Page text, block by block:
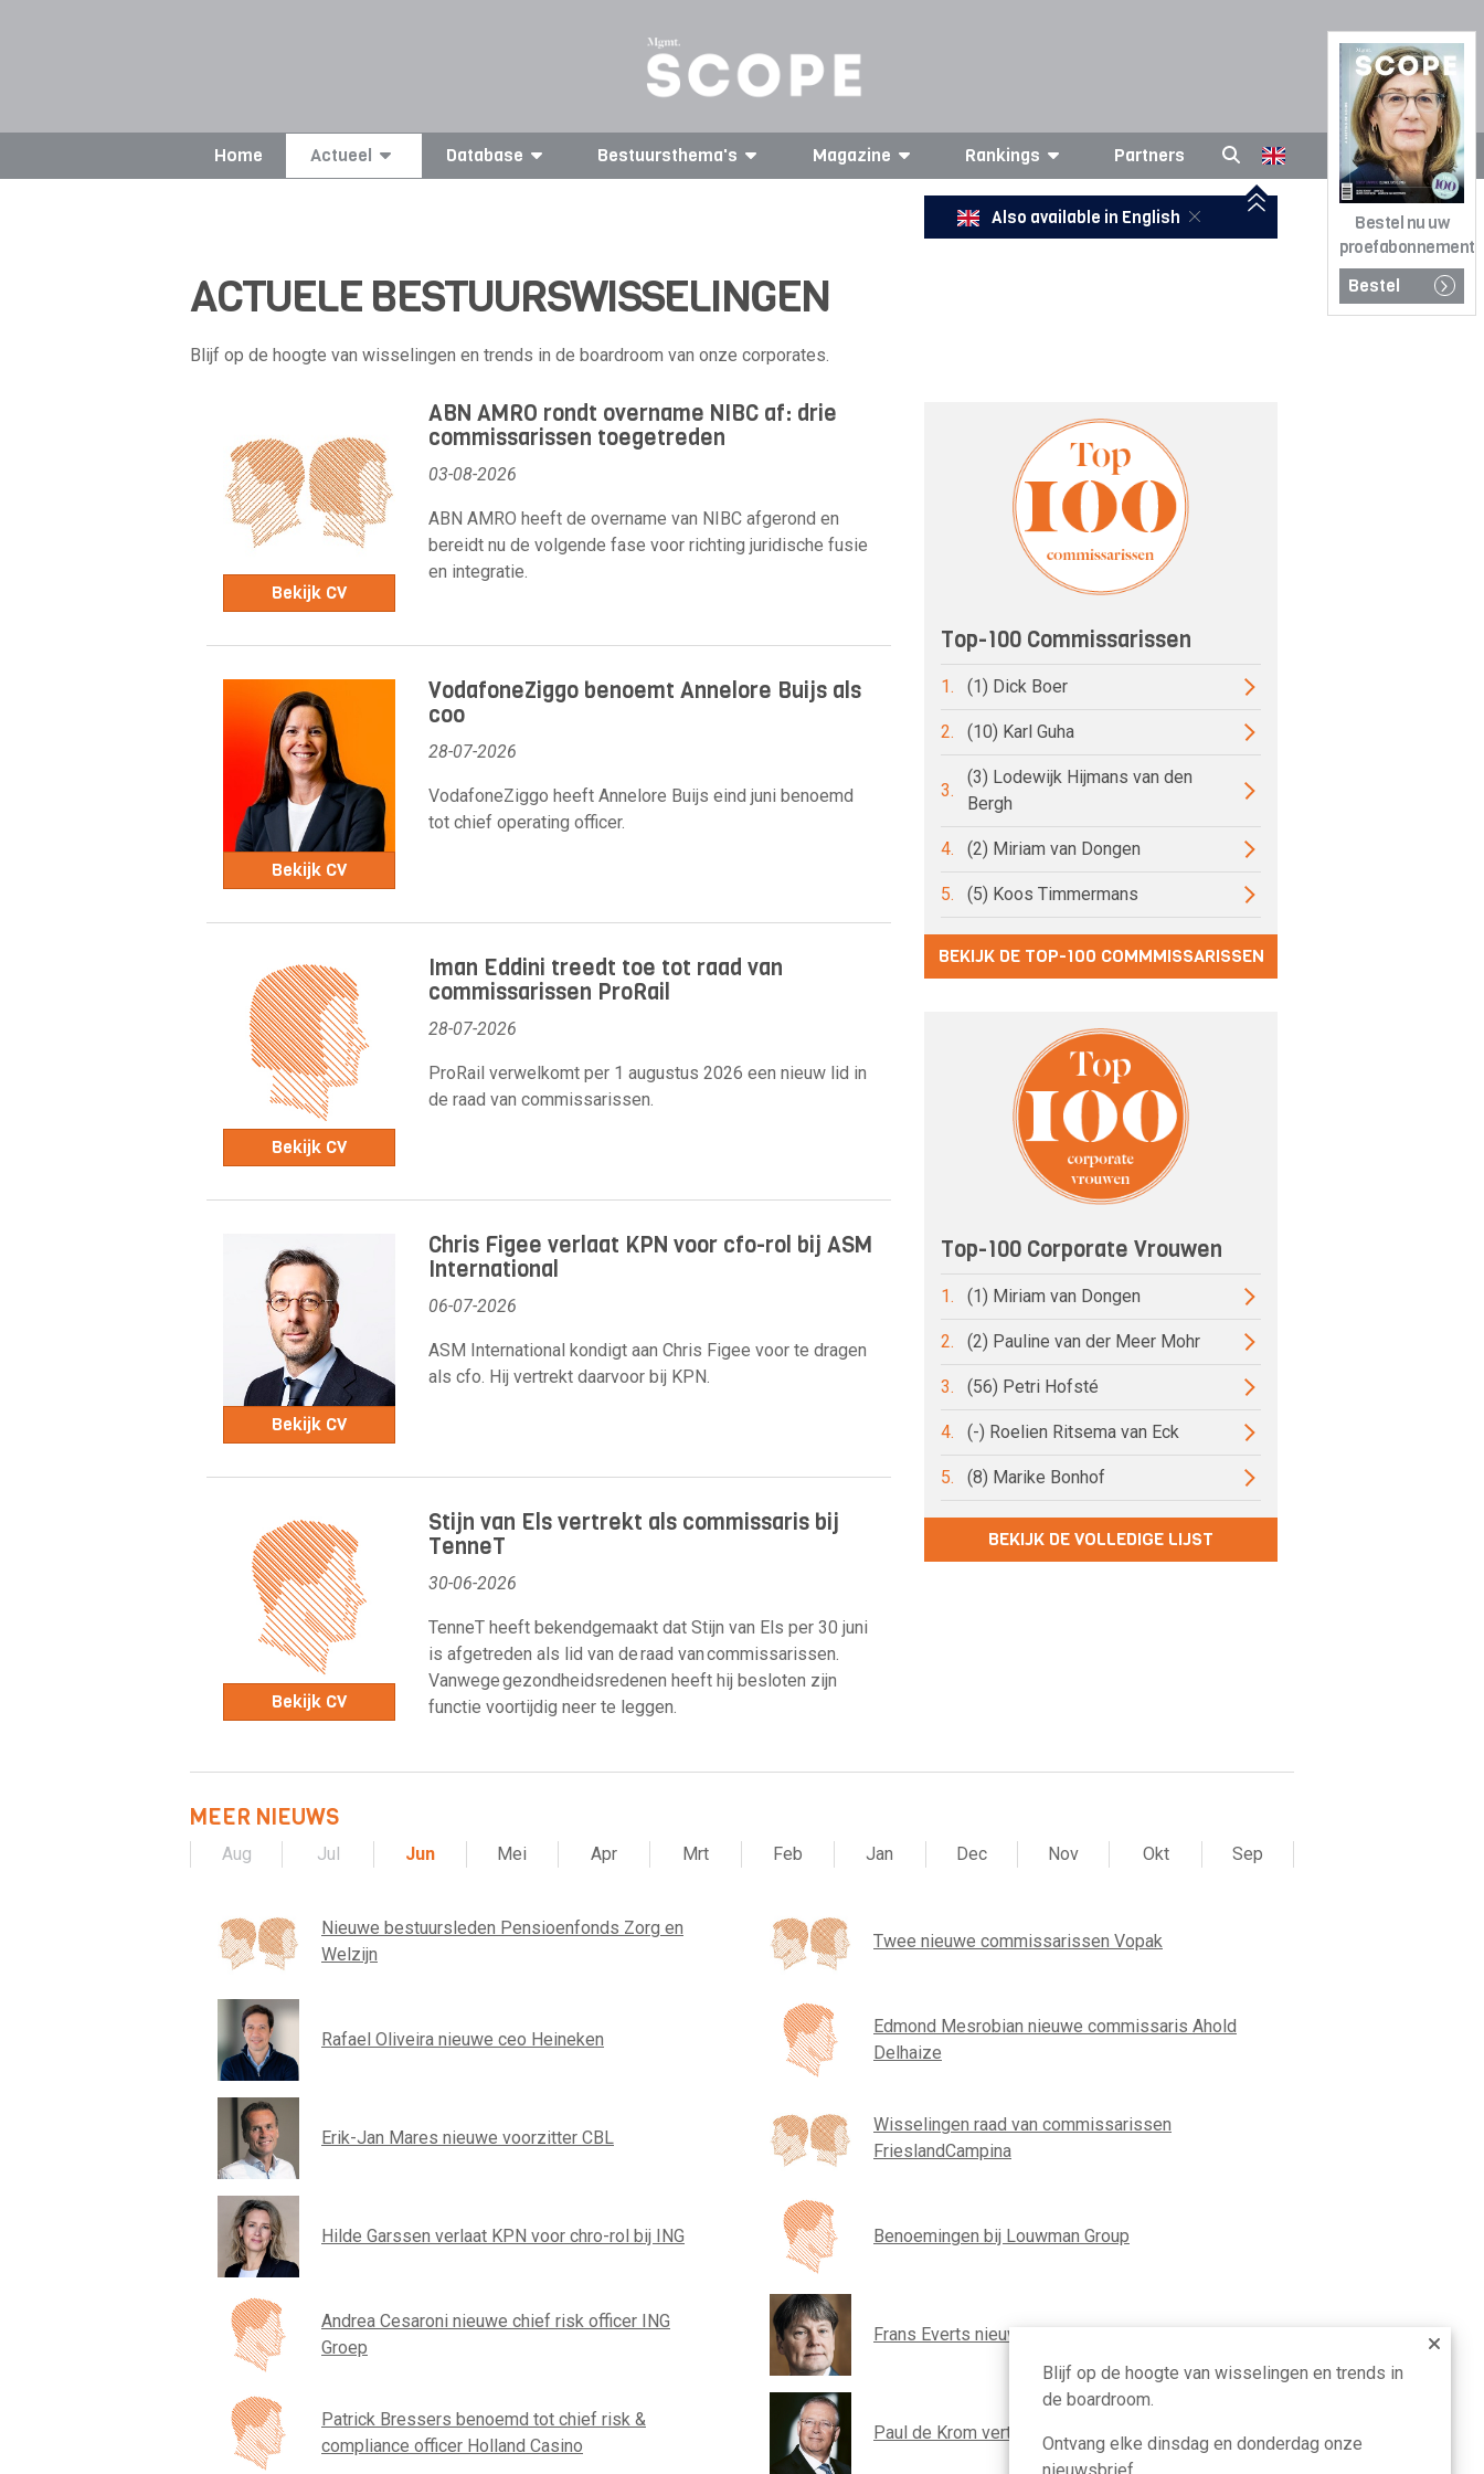
Bestel nu uw
proefabonnement
Bestel
Home Actueel Database Bestuursthema's Magazine Rankings Partners
Also available in English
ACTUELE BESTUURSWISSELINGEN
Blijf op de hoogte van wisselingen en trends in de boardroom van onze corporates.
Bekijk CV
ABN AMRO rondt overname NIBC af: drie
commissarissen toegetreden
03-08-2026
ABN AMRO heeft de overname van NIBC afgerond en
bereidt nu de volgende fase voor richting juridische fusie
en integratie.
Bekijk CV
VodafoneZiggo benoemt Annelore Buijs als
coo
28-07-2026
VodafoneZiggo heeft Annelore Buijs eind juni benoemd
tot chief operating officer.
Bekijk CV
Iman Eddini treedt toe tot raad van
commissarissen ProRail
28-07-2026
ProRail verwelkomt per 1 augustus 2026 een nieuw lid in
de raad van commissarissen.
Bekijk CV
Chris Figee verlaat KPN voor cfo-rol bij ASM
International
06-07-2026
ASM International kondigt aan Chris Figee voor te dragen
als cfo. Hij vertrekt daarvoor bij KPN.
Bekijk CV
Stijn van Els vertrekt als commissaris bij
TenneT
30-06-2026
TenneT heeft bekendgemaakt dat Stijn van Els per 30 juni
is afgetreden als lid van de raad van commissarissen.
Vanwege gezondheidsredenen heeft hij besloten zijn
functie voortijdig neer te leggen.
Top-100 Commissarissen
1. (1) Dick Boer
2. (10) Karl Guha
3.
(3) Lodewijk Hijmans van den
Bergh
4. (2) Miriam van Dongen
5. (5) Koos Timmermans
BEKIJK DE TOP-100 COMMMISSARISSEN
Top-100 Corporate Vrouwen
1. (1) Miriam van Dongen
2. (2) Pauline van der Meer Mohr
3. (56) Petri Hofsté
4. (-) Roelien Ritsema van Eck
5. (8) Marike Bonhof
BEKIJK DE VOLLEDIGE LIJST
MEER NIEUWS
Aug Jul Jun Mei Apr Mrt Feb Jan Dec Nov Okt Sep
Nieuwe bestuursleden Pensioenfonds Zorg en
Welzijn
Twee nieuwe commissarissen Vopak
Rafael Oliveira nieuwe ceo Heineken
Edmond Mesrobian nieuwe commissaris Ahold
Delhaize
Erik-Jan Mares nieuwe voorzitter CBL
Wisselingen raad van commissarissen
FrieslandCampina
Hilde Garssen verlaat KPN voor chro-rol bij ING Benoemingen bij Louwman Group
Andrea Cesaroni nieuwe chief risk officer ING
Groep
Frans Everts nieuwe ceo TenneT
Patrick Bressers benoemd tot chief risk &
compliance officer Holland Casino
Paul de Krom vertrekt als ceo van Louwman Group
Blijf op de hoogte van wisselingen en trends in
de boardroom.
Ontvang elke dinsdag en donderdag onze